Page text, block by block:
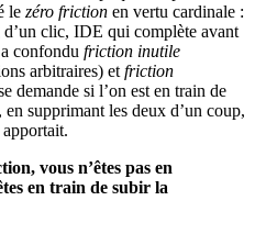
le zéro friction en vertu cardinale :
clic, IDE qui complète avant
confondu friction inutile
arbitraires) etfriction
demande si l’on est en train de
supprimant les deux d’un coup,
vous n’êtes pas en
en train de subir la